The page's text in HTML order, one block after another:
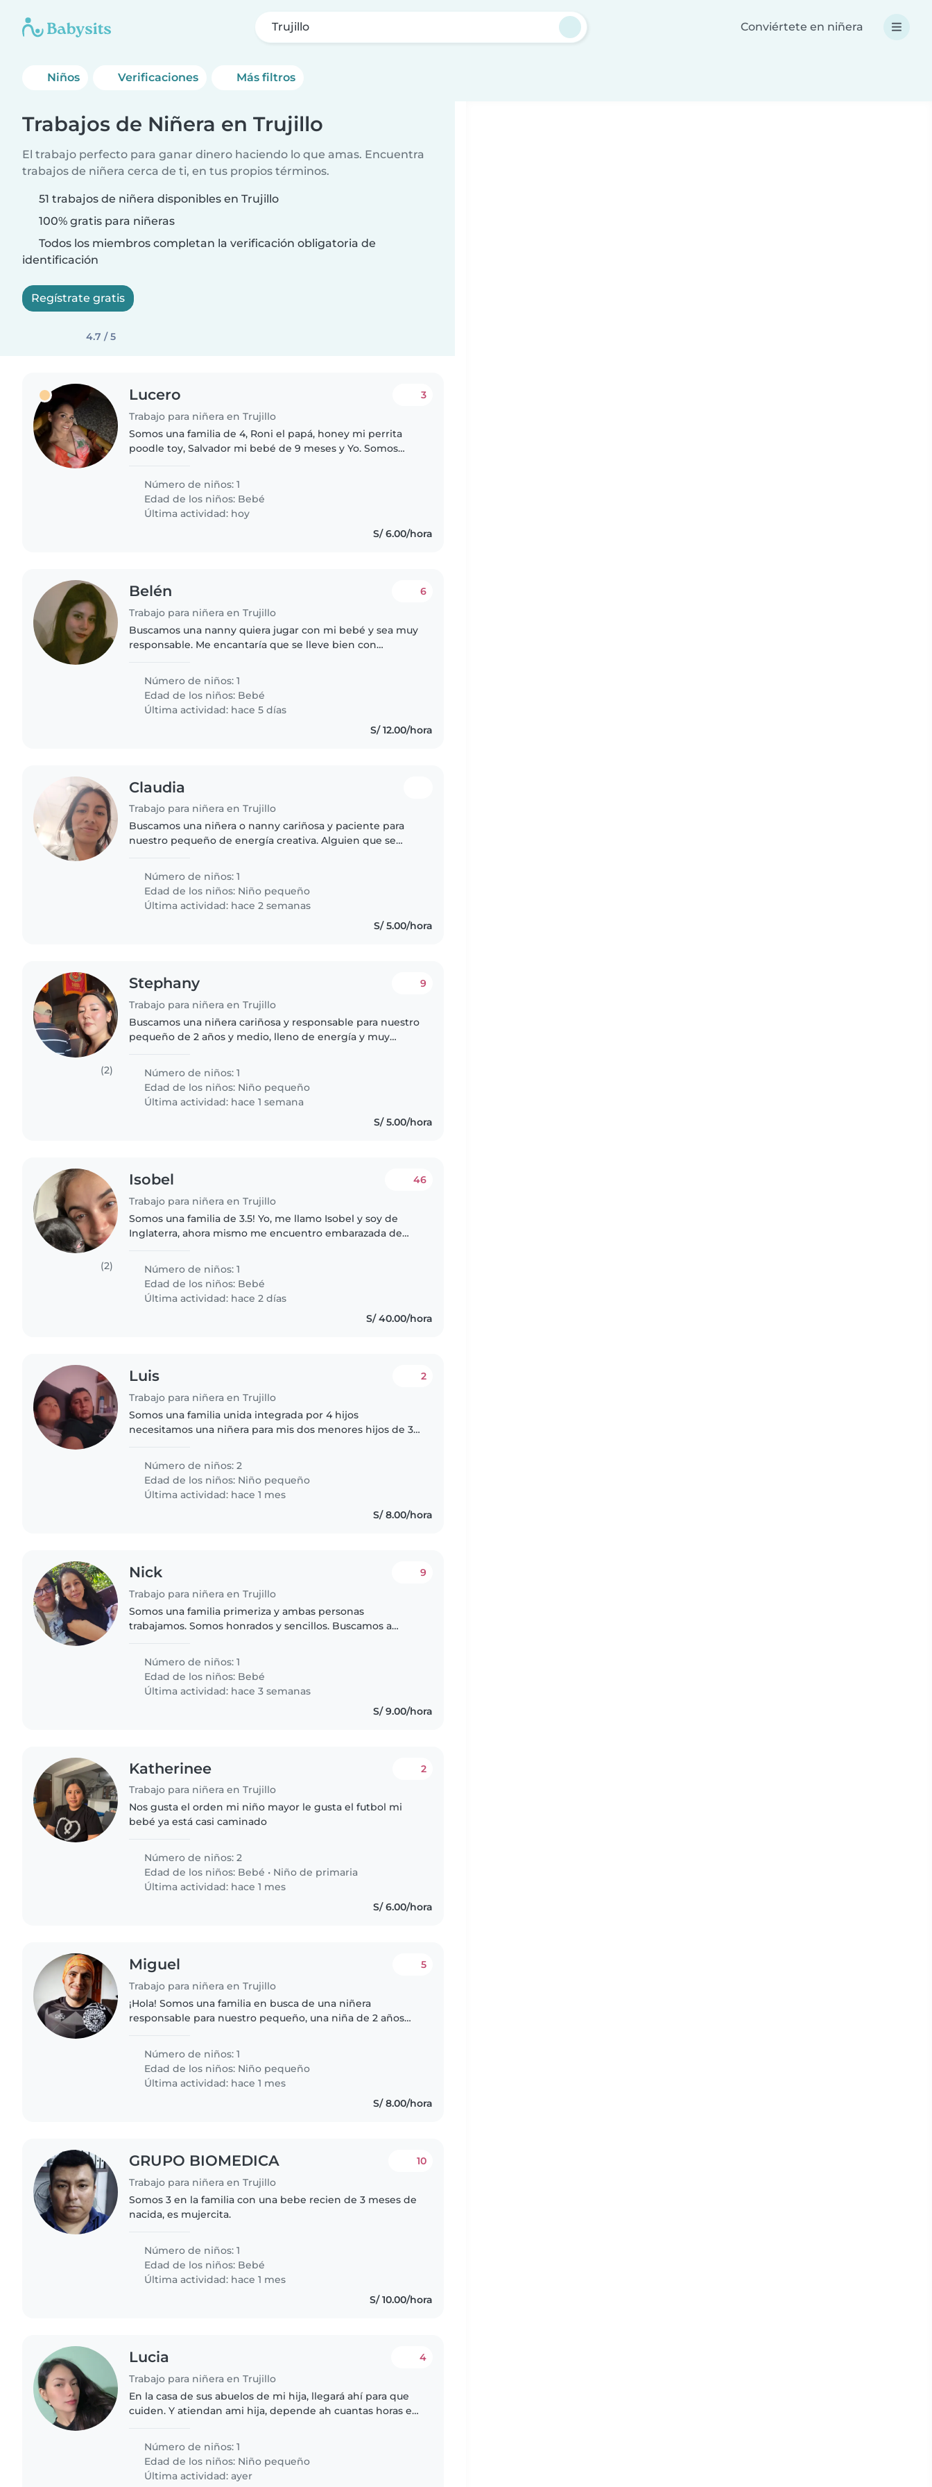
Trujillo Conviértete en niñera
Niños Verificaciones Más filtros
Trabajos de Niñera en Trujillo
El trabajo perfecto para ganar dinero haciendo lo que amas. Encuentra
trabajos de niñera cerca de ti, en tus propios términos.
51 trabajos de niñera disponibles en Trujillo
100% gratis para niñeras
Todos los miembros completan la verificación obligatoria de
identificación
Regístrate gratis
4.7 / 5
Lucero
Trabajo para niñera en Trujillo
3
Somos una familia de 4, Roni el papá, honey mi perrita
poodle toy, Salvador mi bebé de 9 meses y Yo. Somos
nos ayude con el cuidado..
Número de niños: 1
Edad de los niños: Bebé
Última actividad: hoy
S/ 6.00/hora
Belén
Trabajo para niñera en Trujillo
6
Buscamos una nanny quiera jugar con mi bebé y sea muy
responsable. Me encantaría que se lleve bien con
Número de niños: 1
Edad de los niños: Bebé
Última actividad: hace 5 días
S/ 12.00/hora
Claudia
Trabajo para niñera en Trujillo
Buscamos una niñera o nanny cariñosa y paciente para
nuestro pequeño de energía creativa. Alguien que se
del hogar. ¡Ideal padres-ayudando-padres!..
Número de niños: 1
Edad de los niños: Niño pequeño
Última actividad: hace 2 semanas
S/ 5.00/hora
(2)
Stephany
Trabajo para niñera en Trujillo
9
Buscamos una niñera cariñosa y responsable para nuestro
pequeño de 2 años y medio, lleno de energía y muy
y ayudando con las..
Número de niños: 1
Edad de los niños: Niño pequeño
Última actividad: hace 1 semana
S/ 5.00/hora
(2)
Isobel
Trabajo para niñera en Trujillo
46
Somos una familia de 3.5! Yo, me llamo Isobel y soy de
Inglaterra, ahora mismo me encuentro embarazada de
Trujillano y tenemos..
Número de niños: 1
Edad de los niños: Bebé
Última actividad: hace 2 días
S/ 40.00/hora
Luis
Trabajo para niñera en Trujillo
2
Somos una familia unida integrada por 4 hijos
necesitamos una niñera para mis dos menores hijos de 3
estudian ( jardín y nido)..
Número de niños: 2
Edad de los niños: Niño pequeño
Última actividad: hace 1 mes
S/ 8.00/hora
Nick
Trabajo para niñera en Trujillo
9
Somos una familia primeriza y ambas personas
trabajamos. Somos honrados y sencillos. Buscamos a
Número de niños: 1
Edad de los niños: Bebé
Última actividad: hace 3 semanas
S/ 9.00/hora
Katherinee
Trabajo para niñera en Trujillo
2
Nos gusta el orden mi niño mayor le gusta el futbol mi
bebé ya está casi caminado
Número de niños: 2
Edad de los niños: Bebé • Niño de primaria
Última actividad: hace 1 mes
S/ 6.00/hora
Miguel
Trabajo para niñera en Trujillo
5
¡Hola! Somos una familia en busca de una niñera
responsable para nuestro pequeño, una niña de 2 años
alguien que también ayude..
Número de niños: 1
Edad de los niños: Niño pequeño
Última actividad: hace 1 mes
S/ 8.00/hora
GRUPO BIOMEDICA
Trabajo para niñera en Trujillo
10
Somos 3 en la familia con una bebe recien de 3 meses de
nacida, es mujercita.
Número de niños: 1
Edad de los niños: Bebé
Última actividad: hace 1 mes
S/ 10.00/hora
Lucia
Trabajo para niñera en Trujillo
4
En la casa de sus abuelos de mi hija, llegará ahí para que
cuiden. Y atiendan ami hija, depende ah cuantas horas es
Número de niños: 1
Edad de los niños: Niño pequeño
Última actividad: ayer